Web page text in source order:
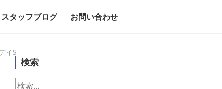
スタッフブログ お問い合わせ
イS
検索
検